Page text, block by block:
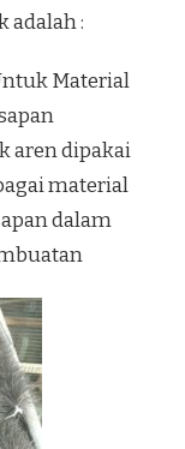
adalah :
Material
aren dipakai
material
dalam